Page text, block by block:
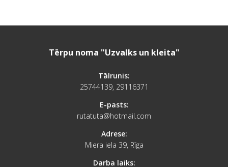
Tērpu noma "Uzvalks un kleita"
Tālrunis:
25744139, 29116371
E-pasts:
rutatuta@hotmail.com
Adrese:
Miera iela 39, Rīga
Darba laiks: